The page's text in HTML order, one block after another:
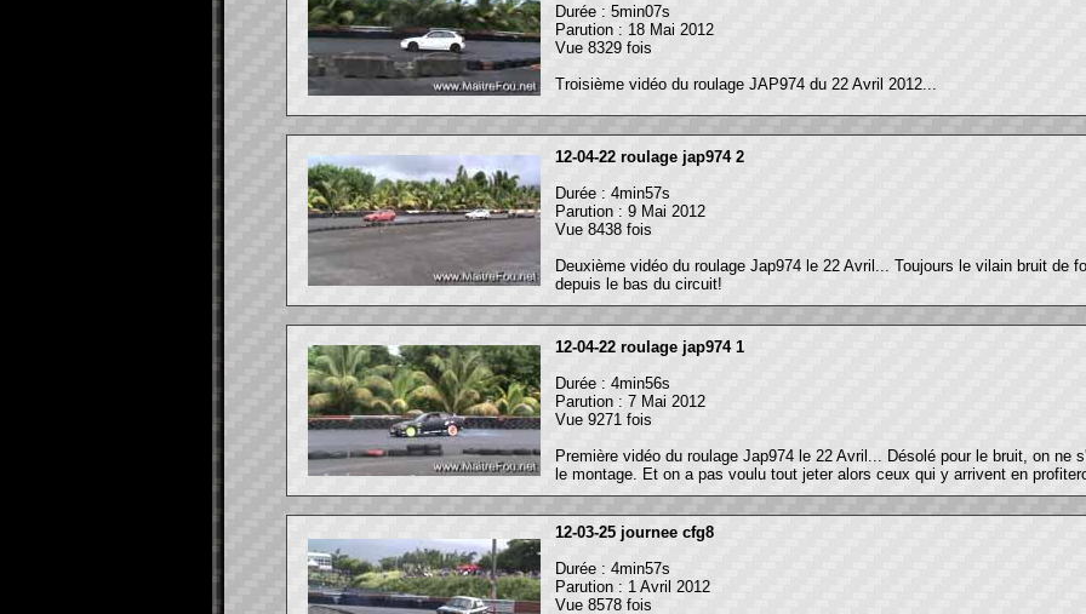
Durée : 5min07s
Parution : 18 Mai 2012
Vue 8329 fois
Troisième vidéo du roulage JAP974 du 22 Avril 2012...
12-04-22 roulage jap974 2
Durée : 4min57s
Parution : 9 Mai 2012
Vue 8438 fois
Deuxième vidéo du roulage Jap974 le 22 Avril... Toujours le vilain bruit de
depuis le bas du circuit!
12-04-22 roulage jap974 1
Durée : 4min56s
Parution : 7 Mai 2012
Vue 9271 fois
Première vidéo du roulage Jap974 le 22 Avril... Désolé pour le bruit, on ne
le montage. Et on a pas voulu tout jeter alors ceux qui y arrivent en
12-03-25 journee cfg8
Durée : 4min57s
Parution : 1 Avril 2012
Vue 8578 fois